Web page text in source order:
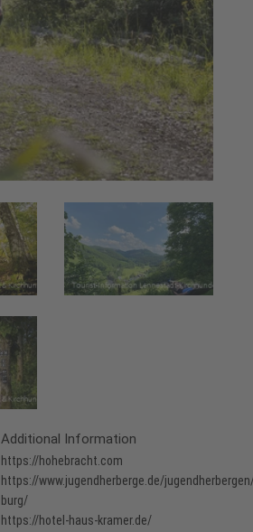
Additional Information
https://hohebracht.com
https://www.jugendherberge.de/
burg/
https://hotel-haus-kramer.de/